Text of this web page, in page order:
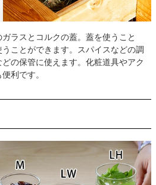
ラスとコルクの蓋。蓋を使うこと
ことができます。スパイスなどの調
の保管に使えます。化粧道具やアク
利です。